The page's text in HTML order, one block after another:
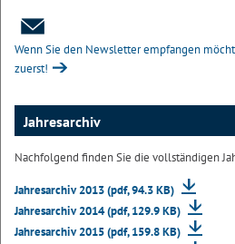
Wenn Sie den Newsletter empfangen
zuerst!
Jahresarchiv
Nachfolgend finden Sie die vollständigen
Jahresarchiv 2013 (pdf, 94.3 KB)
Jahresarchiv 2014 (pdf, 129.9 KB)
Jahresarchiv 2015 (pdf, 159.8 KB)